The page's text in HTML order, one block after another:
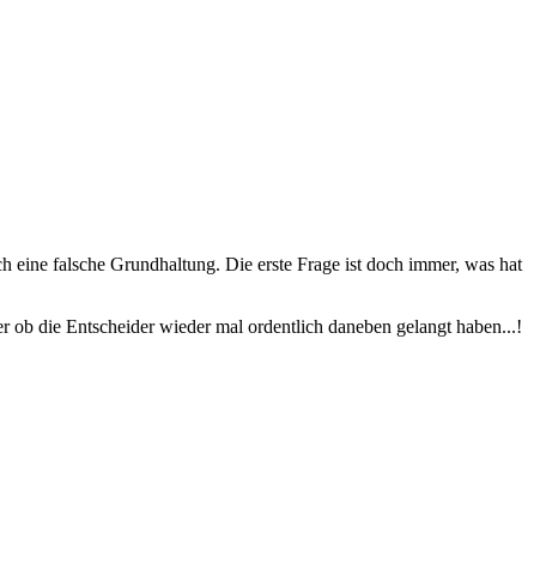
eine falsche Grundhaltung. Die erste Frage ist doch immer, was hat
die Entscheider wieder mal ordentlich daneben gelangt haben...!